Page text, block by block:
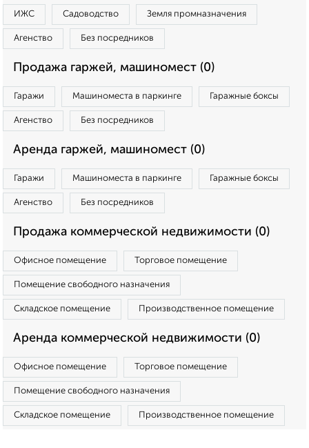
ИЖС Садоводство Земля промназначения
Агенство Без посредников
Продажа гаржей, машиномест (0)
Гаражи Машиноместа в паркинге Гаражные боксы
Агенство Без посредников
Аренда гаржей, машиномест (0)
Гаражи Машиноместа в паркинге Гаражные боксы
Агенство Без посредников
Продажа коммерческой недвижимости (0)
Офисное помещение Торговое помещение
Помещение свободного назначения
Складское помещение Производственное помещение
Аренда коммерческой недвижимости (0)
Офисное помещение Торговое помещение
Помещение свободного назначения
Складское помещение Производственное помещение